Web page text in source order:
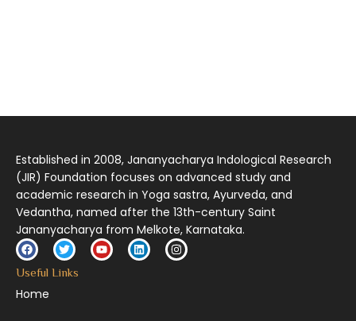
Established in 2008, Jananyacharya Indological Research
(JIR) Foundation focuses on advanced study and
academic research in Yoga sastra, Ayurveda, and
Vedantha, named after the 13th-century Saint
Jananyacharya from Melkote, Karnataka.
Useful Links
Home